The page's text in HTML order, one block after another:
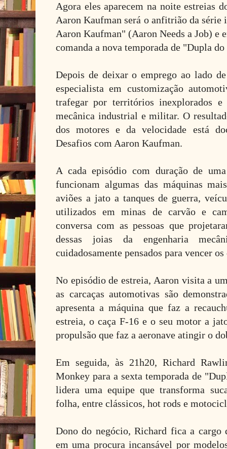
Agora eles aparecem na noite estreias
Aaron Kaufman será o anfitrião da
Aaron Kaufman" (Aaron Needs a Job) e
comanda a nova temporada de "Dupla
Depois de deixar o emprego ao lado
especialista em customização
trafegar por territórios inexplorados e
mecânica industrial e militar. O
dos motores e da velocidade está
Desafios com Aaron Kaufman.
A cada episódio com duração de
funcionam algumas das máquinas
aviões a jato a tanques de guerra,
utilizados em minas de carvão e
conversa com as pessoas que
dessas joias da engenharia
cuidadosamente pensados para vencer
No episódio de estreia, Aaron visita a
as carcaças automotivas são
apresenta a máquina que faz a
estreia, o caça F-16 e o seu motor a
propulsão que faz a aeronave atingir o
Em seguida, às 21h20, Richard
Monkey para a sexta temporada de
lidera uma equipe que transforma
folha, entre clássicos, hot rods e
Dono do negócio, Richard fica a cargo
em uma procura incansável por